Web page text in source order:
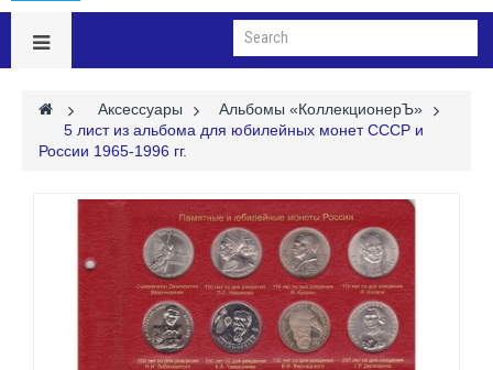
> Аксессуары >
Альбомы «КоллекционерЪ»
5 лист из альбома для юбилейных монет СССР и
России 1965-1996 гг.